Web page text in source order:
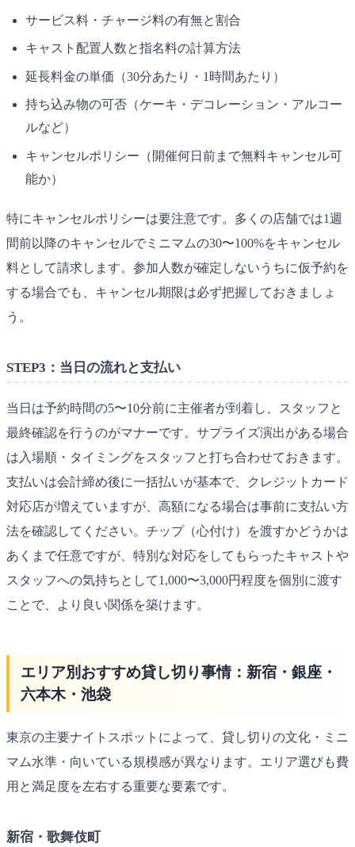
サービス料・チャージ料の有無と割合
キャスト配置人数と指名料の計算方法
延長料金の単価（30分あたり・1時間あたり）
持ち込み物の可否（ケーキ・デコレーション・アルコー
ルなど）
キャンセルポリシー（開催何日前まで無料キャンセル可
能か）
特にキャンセルポリシーは要注意です。多くの店舗では1週
間前以降のキャンセルでミニマムの30〜100%をキャンセル
料として請求します。参加人数が確定しないうちに仮予約を
する場合でも、キャンセル期限は必ず把握しておきましょ
う。
STEP3：当日の流れと支払い
当日は予約時間の5〜10分前に主催者が到着し、スタッフと
最終確認を行うのがマナーです。サプライズ演出がある場合
は入場順・タイミングをスタッフと打ち合わせておきます。
支払いは会計締め後に一括払いが基本で、クレジットカード
対応店が増えていますが、高額になる場合は事前に支払い方
法を確認してください。チップ（心付け）を渡すかどうかは
あくまで任意ですが、特別な対応をしてもらったキャストや
スタッフへの気持ちとして1,000〜3,000円程度を個別に渡す
ことで、より良い関係を築けます。
エリア別おすすめ貸し切り事情：新宿・銀座・
六本木・池袋
東京の主要ナイトスポットによって、貸し切りの文化・ミニ
マム水準・向いている規模感が異なります。エリア選びも費
用と満足度を左右する重要な要素です。
新宿・歌舞伎町